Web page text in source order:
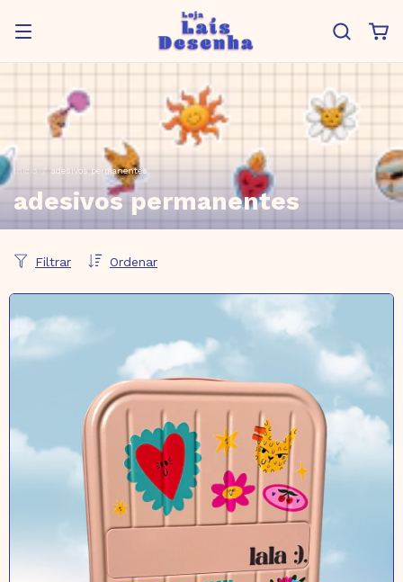
Início / adesivos permanentes
adesivos permanentes
Ordenar
Filtrar